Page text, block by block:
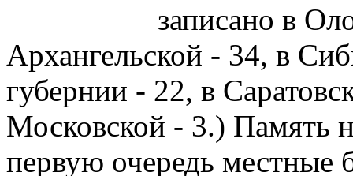
записано в
Архангельской - 34, в
губернии - 22, в
Московской - 3.) Память
первую очередь